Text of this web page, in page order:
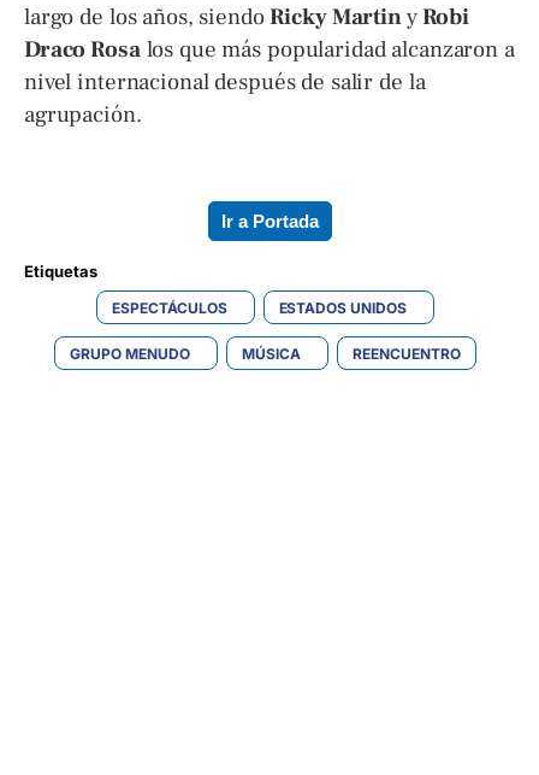
largo de los años, siendoRicky MartinyRobi
Draco Rosalos que más popularidad alcanzaron a
nivel internacional después de salir de la
agrupación.
Ir a Portada
Etiquetas
ESPECTÁCULOS ESTADOS UNIDOS
GRUPO MENUDO MÚSICA REENCUENTRO